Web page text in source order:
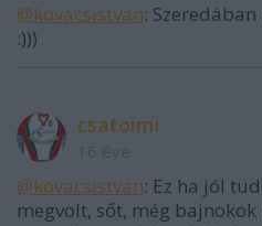
@kovacsistvan:
:)))
csatoimi
@kovacsistvan: Ez ha jól
megvolt, sőt, még